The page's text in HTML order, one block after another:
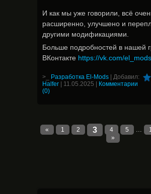
И как мы уже говорили, всё
расширенно, улучшено и
другими модификациями.
Больше подробностей в нашей
ВКонтакте https://vk.com/el_mods
>_ Разработка El-Mods
Добавил:
Halfer
11.05.2025
Комментарии
(0)
« 1 2 3 4 5 ...
»